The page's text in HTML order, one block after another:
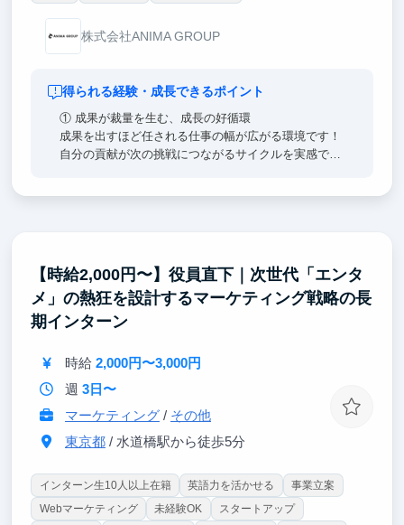
株式会社ANIMA GROUP
得られる経験・成長できるポイント
① 成果が裁量を生む、成長の好循環
成果を出すほど任される仕事の幅が広がる環境です！
自分の貢献が次の挑戦につながるサイクルを実感でき
指します。
③ 多様なバックグラウンドを持つメンバーと働ける
環境
者など、幅広い経験を持つメンバーと共に働くこと
で、実践的な知見や多様な視点に触れることができま
【時給2,000円〜】役員直下｜次世代「エンタ
メ」の熱狂を設計するマーケティング戦略の長
期インターン
時給 2,000円〜3,000円
週 3日〜
マーケティング/ その他
東京都/ 水道橋駅から徒歩5分
インターン生10人以上在籍 英語力を活かせる
事業立案
Webマーケティング
未経験OK
スタートアップ